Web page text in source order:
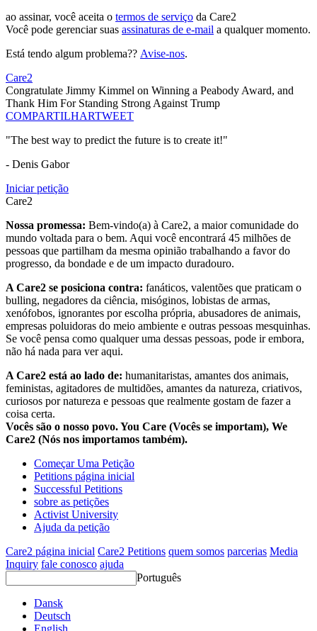
ao assinar, você aceita o termos de serviço da Care2
Você pode gerenciar suas assinaturas de e-mail a qualquer momento.
Está tendo algum problema?? Avise-nos.
Care2
Congratulate Jimmy Kimmel on Winning a Peabody Award, and
Thank Him For Standing Strong Against Trump
COMPARTILHARTWEET
"The best way to predict the future is to create it!"
- Denis Gabor
Iniciar petição
Care2
Nossa promessa: Bem-vindo(a) à Care2, a maior comunidade do
mundo voltada para o bem. Aqui você encontrará 45 milhões de
pessoas que partilham da mesma opinião trabalhando a favor do
progresso, da bondade e de um impacto duradouro.
A Care2 se posiciona contra: fanáticos, valentões que praticam o
bulling, negadores da ciência, misóginos, lobistas de armas,
xenófobos, ignorantes por escolha própria, abusadores de animais,
empresas poluidoras do meio ambiente e outras pessoas mesquinhas.
Se você pensa como qualquer uma dessas pessoas, pode ir embora,
não há nada para ver aqui.
A Care2 está ao lado de: humanitaristas, amantes dos animais,
feministas, agitadores de multidões, amantes da natureza, criativos,
curiosos por natureza e pessoas que realmente gostam de fazer a
coisa certa.
Vocês são o nosso povo. You Care (Vocês se importam), We
Care2 (Nós nos importamos também).
Começar Uma Petição
Petitions página inicial
Successful Petitions
sobre as petições
Activist University
Ajuda da petição
Care2 página inicial Care2 Petitions quem somos parcerias Media
Inquiry fale conosco ajuda
Português
Dansk
Deutsch